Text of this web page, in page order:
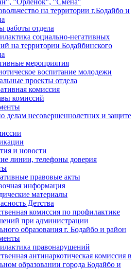
"Орленок", "Смена"
на территории г.Бодайбо и
работы отдела
социально-негативных
на территории Бодайбинского
мероприятия
воспитание молодежи
проекты отдела
комиссия
комиссий
делам несовершеннолетних и защите
и новости
линии, телефоны доверия
правовые акты
информация
материалы
Детства
комиссия по профилактике
при администрации
образования г. Бодайбо и район
правонарушений
антинаркотическая комиссия в
образовании города Бодайбо и